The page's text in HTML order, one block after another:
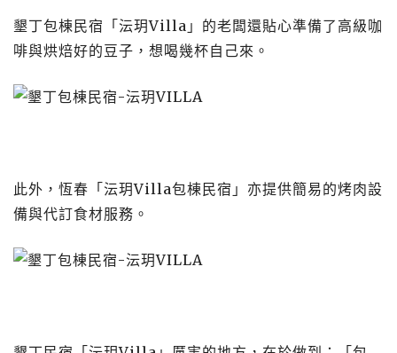
墾丁包棟民宿「沄玥Villa」的老闆還貼心準備了高級咖
啡與烘焙好的豆子，想喝幾杯自己來。
此外，恆春「沄玥Villa包棟民宿」亦提供簡易的烤肉設
備與代訂食材服務。